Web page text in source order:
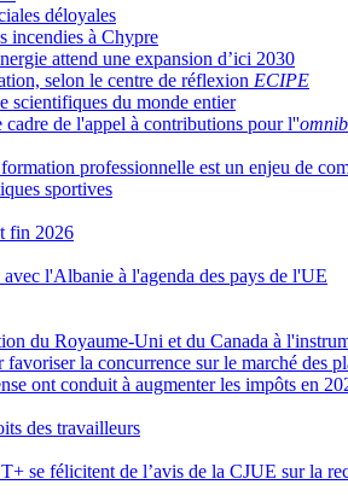
déloyales
incendies à Chypre
attend une expansion d’ici 2030
selon le centre de réflexion ECIPE
scientifiques du monde entier
cadre de l'appel à contributions pour l''
professionnelle est un enjeu de
sportives
fin 2026
l'Albanie à l'agenda des pays de l'UE
du Royaume-Uni et du Canada à
la concurrence sur le marché des
ont conduit à augmenter les impôts en
des travailleurs
se félicitent de l’avis de la CJUE sur la